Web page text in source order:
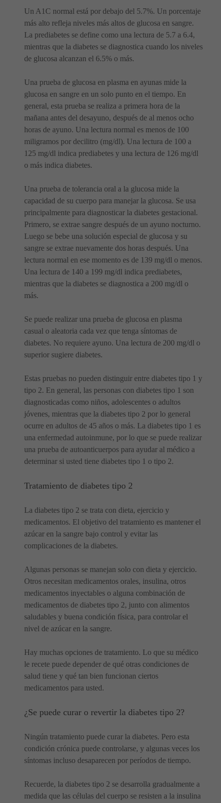
Un A1C normal está por debajo del 5.7%. Un porcentaje
más alto refleja niveles más altos de glucosa en sangre.
La prediabetes se define como una lectura de 5.7 a 6.4,
mientras que la diabetes se diagnostica cuando los niveles
de glucosa alcanzan el 6.5% o más.
Una prueba de glucosa en plasma en ayunas mide la
glucosa en sangre en un solo punto en el tiempo. En
general, esta prueba se realiza a primera hora de la
mañana antes del desayuno, después de al menos ocho
horas de ayuno. Una lectura normal es menos de 100
miligramos por decilitro (mg/dl). Una lectura de 100 a
125 mg/dl indica prediabetes y una lectura de 126 mg/dl
o más indica diabetes.
Una prueba de tolerancia oral a la glucosa mide la
capacidad de su cuerpo para manejar la glucosa. Se usa
principalmente para diagnosticar la diabetes gestacional.
Primero, se extrae sangre después de un ayuno nocturno.
Luego se bebe una solución especial de glucosa y su
sangre se extrae nuevamente dos horas después. Una
lectura normal en ese momento es de 139 mg/dl o menos.
Una lectura de 140 a 199 mg/dl indica prediabetes,
mientras que la diabetes se diagnostica a 200 mg/dl o
más.
Se puede realizar una prueba de glucosa en plasma
casual o aleatoria cada vez que tenga síntomas de
diabetes. No requiere ayuno. Una lectura de 200 mg/dl o
superior sugiere diabetes.
Estas pruebas no pueden distinguir entre diabetes tipo 1 y
tipo 2. En general, las personas con diabetes tipo 1 son
diagnosticadas como niños, adolescentes o adultos
jóvenes, mientras que la diabetes tipo 2 por lo general
ocurre en adultos de 45 años o más. La diabetes tipo 1 es
una enfermedad autoinmune, por lo que se puede realizar
una prueba de autoanticuerpos para ayudar al médico a
determinar si usted tiene diabetes tipo 1 o tipo 2.
Tratamiento de diabetes tipo 2
La diabetes tipo 2 se trata con dieta, ejercicio y
medicamentos. El objetivo del tratamiento es mantener el
azúcar en la sangre bajo control y evitar las
complicaciones de la diabetes.
Algunas personas se manejan solo con dieta y ejercicio.
Otros necesitan medicamentos orales, insulina, otros
medicamentos inyectables o alguna combinación de
medicamentos de diabetes tipo 2, junto con alimentos
saludables y buena condición física, para controlar el
nivel de azúcar en la sangre.
Hay muchas opciones de tratamiento. Lo que su médico
le recete puede depender de qué otras condiciones de
salud tiene y qué tan bien funcionan ciertos
medicamentos para usted.
¿Se puede curar o revertir la diabetes tipo 2?
Ningún tratamiento puede curar la diabetes. Pero esta
condición crónica puede controlarse, y algunas veces los
síntomas incluso desaparecen por períodos de tiempo.
Recuerde, la diabetes tipo 2 se desarrolla gradualmente a
medida que las células del cuerpo se resisten a la insulina